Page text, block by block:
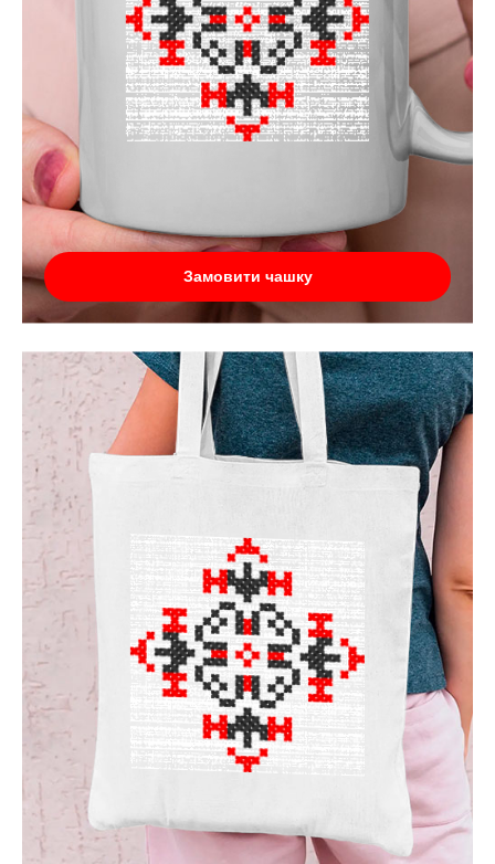
Замовити чашку